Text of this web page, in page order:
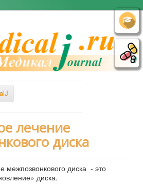
лечение
диска
межпозвонкового диска - это
диска.